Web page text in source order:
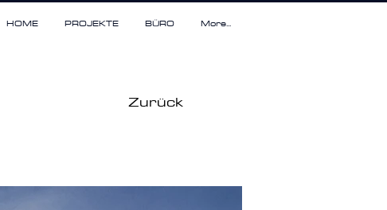
HOME PROJEKTE BÜRO More...
Zurück